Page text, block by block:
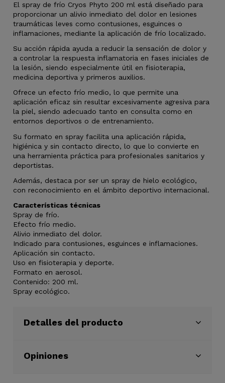
El spray de frío Cryos Phyto 200 ml está diseñado para
proporcionar un alivio inmediato del dolor en lesiones
traumáticas leves como contusiones, esguinces o
inflamaciones, mediante la aplicación de frío localizado.
Su acción rápida ayuda a reducir la sensación de dolor y
a controlar la respuesta inflamatoria en fases iniciales de
la lesión, siendo especialmente útil en fisioterapia,
medicina deportiva y primeros auxilios.
Ofrece un efecto frío medio, lo que permite una
aplicación eficaz sin resultar excesivamente agresiva para
la piel, siendo adecuado tanto en consulta como en
entornos deportivos o de entrenamiento.
Su formato en spray facilita una aplicación rápida,
higiénica y sin contacto directo, lo que lo convierte en
una herramienta práctica para profesionales sanitarios y
deportistas.
Además, destaca por ser un spray de hielo ecológico,
con reconocimiento en el ámbito deportivo internacional.
Características técnicas
Spray de frío.
Efecto frío medio.
Alivio inmediato del dolor.
Indicado para contusiones, esguinces e inflamaciones.
Aplicación sin contacto.
Uso en fisioterapia y deporte.
Formato en aerosol.
Contenido: 200 ml.
Spray ecológico.
Detalles del producto
Opiniones